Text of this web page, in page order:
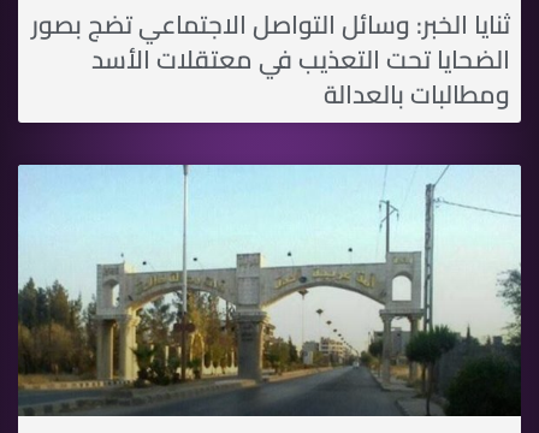
ثنايا الخبر: وسائل التواصل الاجتماعي تضج بصور
الضحايا تحت التعذيب في معتقلات الأسد
ومطالبات بالعدالة